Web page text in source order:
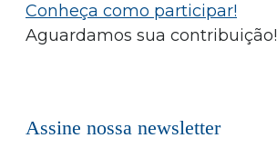
Conheça como participar!
Aguardamos sua contribuição!
Assine nossa newsletter